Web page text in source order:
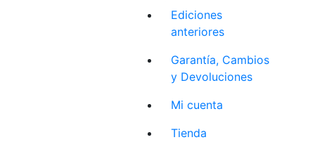
Ediciones
anteriores
Garantía, Cambios
y Devoluciones
Mi cuenta
Tienda